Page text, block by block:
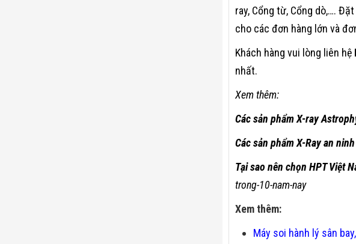
ray, Cổng từ, Cổng dò,….
cho các đơn hàng lớn và
Khách hàng vui lòng liên hệ
nhất.
Xem thêm:
Các sản phẩm X-ray
Các sản phẩm X-Ray an
Tại sao nên chọn HPT Việt
trong-10-nam-nay
Xem thêm:
Máy soi hành lý sân